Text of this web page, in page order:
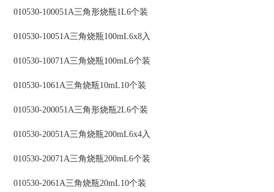
010530-100051A三角形烧瓶1L6个装
010530-10051A三角烧瓶100mL6x8入
010530-10071A三角烧瓶100mL6个装
010530-1061A三角烧瓶10mL10个装
010530-200051A三角形烧瓶2L6个装
010530-20051A三角烧瓶200mL6x4入
010530-20071A三角烧瓶200mL6个装
010530-2061A三角烧瓶20mL10个装